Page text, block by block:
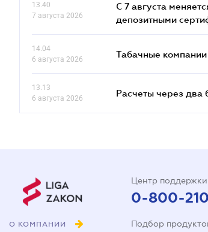
13.40
7 августа 2026
С 7 августа
депозитными
14.04
6 августа 2026
Табачные
13.13
6 августа 2026
Расчеты через два
О КОМПАНИИ
Центр поддержки
0-800-
Подбор